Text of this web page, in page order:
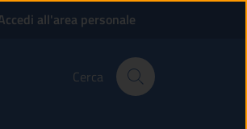
all'area personale
Cerca